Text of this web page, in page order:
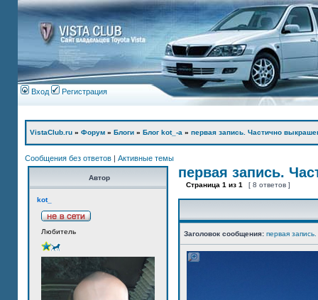
Вход Регистрация
VistaClub.ru » Форум » Блоги » Блог kot_-а » первая запись. Частично
Сообщения без ответов | Активные темы
Автор
kot_
Любитель
первая запись.
Страница 1 из 1 [ 8 ответов ]
Заголовок сообщения: первая